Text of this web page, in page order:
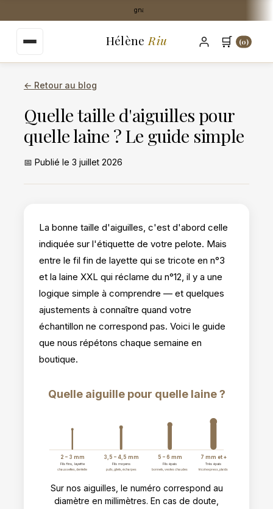
contenu
🛒 (0)
Hélène Riu
← Retour au blog
Quelle taille d'aiguilles pour
quelle laine ? Le guide simple
📅 Publié le 3 juillet 2026
La bonne taille d'aiguilles, c'est d'abord celle
indiquée sur l'étiquette de votre pelote. Mais
entre le fil fin de layette qui se tricote en n°3
et la laine XXL qui réclame du n°12, il y a une
logique simple à comprendre — et quelques
ajustements à connaître quand votre
échantillon ne correspond pas. Voici le guide
que nous répétons chaque semaine en
boutique.
Quelle aiguille pour quelle laine ?
2 – 3 mm
Fils fins, layette
chaussettes, dentelle
3,5 – 4,5 mm
Fils moyens
pulls, gilets, écharpes
5 – 6 mm
Fils épais
bonnets, vestes chaudes
7 mm et +
Très épais
tricot express, plaids
Sur nos aiguilles, le numéro correspond au
diamètre en millimètres. En cas de doute,